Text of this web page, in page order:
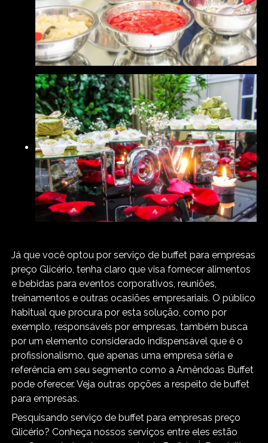
Já que você optou por serviço de buffet para empresas
preço Glicério, tenha claro que visa fornecer alimentos
e bebidas para eventos corporativos, reuniões,
treinamentos e outras ocasiões empresariais. O público
habitual que procura por esta solução, como por
exemplo, responsáveis por empresas, também busca
por um elemento considerado indispensável que é o
profissionalismo, que apenas uma empresa séria e
referência em seu segmento como a Amêndoas Buffet
pode oferecer. Veja outras opções a respeito de buffet
para empresas.
Pesquisando serviço de buffet para empresas preço
Glicério? Conheça nossos serviços entre eles estão